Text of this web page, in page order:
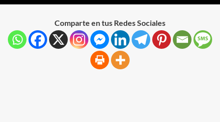
Comparte en tus Redes Sociales